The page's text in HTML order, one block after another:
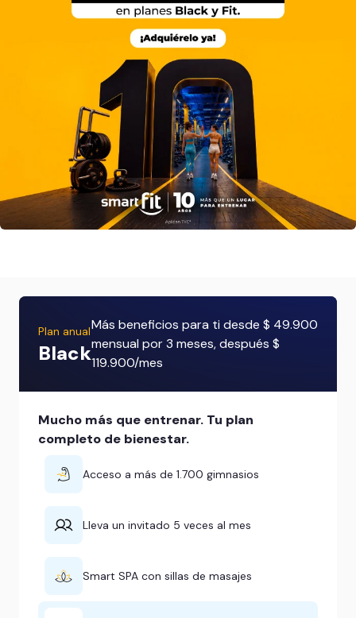
Plan anual
Black
Más beneficios para ti desde $ 49.900
mensual por 3 meses, después $
119.900/mes
Mucho más que entrenar. Tu plan
completo de bienestar.
Acceso a más de 1.700 gimnasios
Lleva un invitado 5 veces al mes
Smart SPA con sillas de masajes